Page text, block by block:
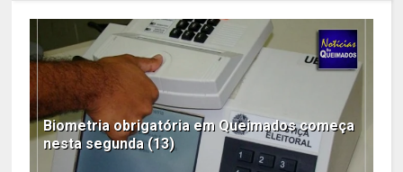
Biometria obrigatória em Queimados começa
nesta segunda (13)